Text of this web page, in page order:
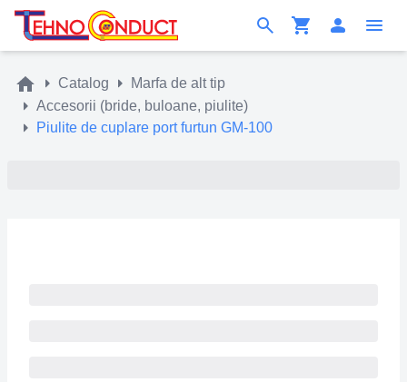
Catalog
Marfa de alt tip
Accesorii (bride, buloane, piulite)
Piulite de cuplare port furtun GM-100